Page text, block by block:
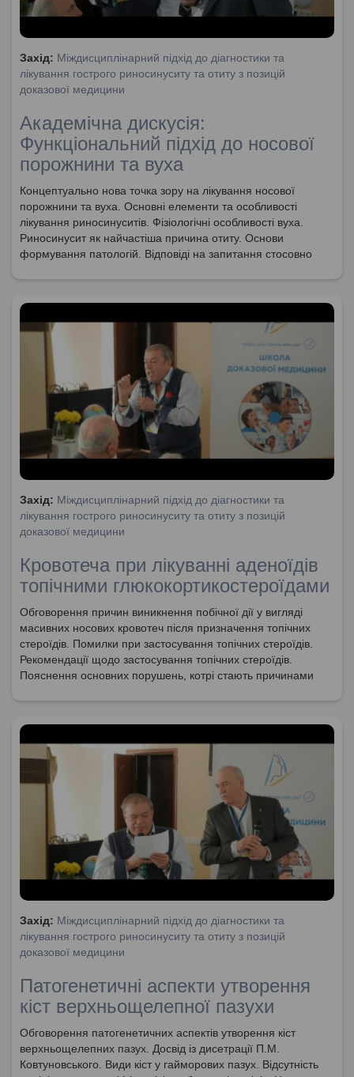
Захід: Міждисциплінарний підхід до діагностики та
лікування гострого риносинуситу та отиту з позицій
доказової медицини
Академічна дискусія:
Функціональний підхід до носової
порожнини та вуха
Концептуально нова точка зору на лікування носової
порожнини та вуха. Основні елементи та особливості
лікування риносинуситів. Фізіологічні особливості вуха.
Риносинусит як найчастіша причина отиту. Основи
формування патологій. Відповіді на запитання стосовно
онкології. Новітні техніки видалення поліпів. Необхідність
Функціональний підхід до лікування та забезпечення
носового дихання. Порушення спровоковані пошкодженням
слизової оболонки.
Захід: Міждисциплінарний підхід до діагностики та
лікування гострого риносинуситу та отиту з позицій
доказової медицини
Кровотеча при лікуванні аденоїдів
топічними глюкокортикостероїдами
Обговорення причин виникнення побічної дії у вигляді
масивних носових кровотеч після призначення топічних
стероїдів. Помилки при застосування топічних стероїдів.
Рекомендації щодо застосування топічних стероїдів.
Пояснення основних порушень, котрі стають причинами
Захід: Міждисциплінарний підхід до діагностики та
лікування гострого риносинуситу та отиту з позицій
доказової медицини
Патогенетичні аспекти утворення
кіст верхньощелепної пазухи
Обговорення патогенетичних аспектів утворення кіст
верхньощелепних пазух. Досвід із дисетрації П.М.
Ковтуновського. Види кіст у гайморових пазух. Відсутність